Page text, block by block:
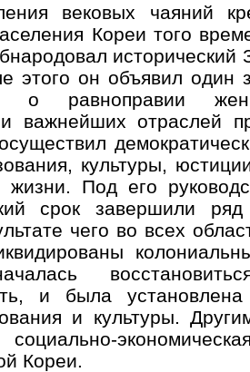
вековых чаяний
Кореи того
исторический
этого он объявил один
о равноправии
важнейших отраслей
культуры,
жизни. Под его
срок завершили ряд
чего во всех
и была установлена
и культуры.
социально-
Кореи.